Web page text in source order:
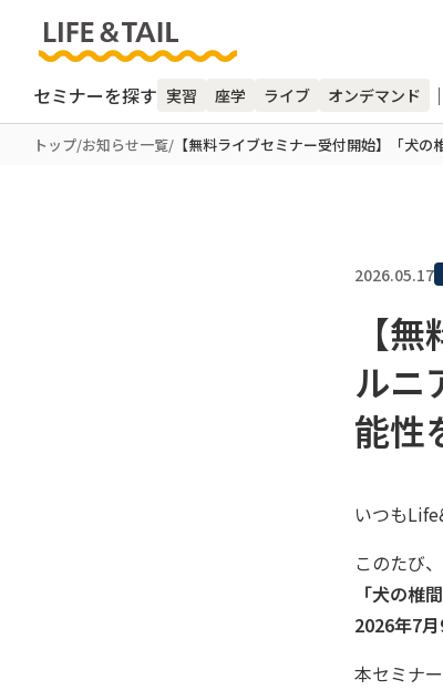
セミナーを探す 実習 座学 ライブ オンデマンド
トップ/お知らせ一覧/ 【無料ライブセミナー受付開始】「犬
2026.05.17
【
ルニ
能性
いつも
このたび
「犬の椎
2026年7
本セミナー